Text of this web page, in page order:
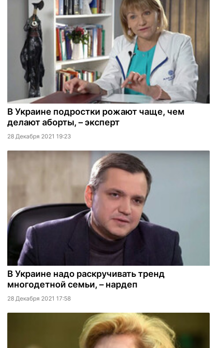
В Украине подростки рожают чаще, чем
делают аборты, – эксперт
28 Декабря 2021 19:23
В Украине надо раскручивать тренд
многодетной семьи, – нардеп
28 Декабря 2021 17:58